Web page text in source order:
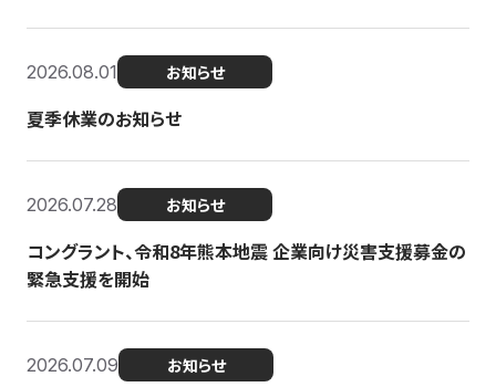
2026.08.01 お知らせ
夏季休業のお知らせ
2026.07.28 お知らせ
コングラント、令和8年熊本地震 企業向け災害支援募金の
緊急支援を開始
2026.07.09 お知らせ